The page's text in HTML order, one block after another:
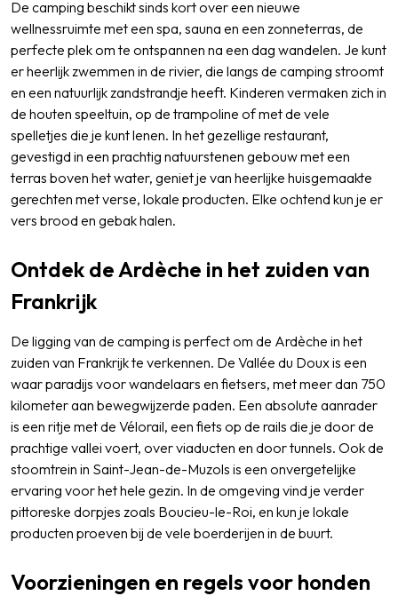
De camping beschikt sinds kort over een nieuwe
wellnessruimte met een spa, sauna en een zonneterras, de
perfecte plek om te ontspannen na een dag wandelen. Je kunt
er heerlijk zwemmen in de rivier, die langs de camping stroomt
en een natuurlijk zandstrandje heeft. Kinderen vermaken zich in
de houten speeltuin, op de trampoline of met de vele
spelletjes die je kunt lenen. In het gezellige restaurant,
gevestigd in een prachtig natuurstenen gebouw met een
terras boven het water, geniet je van heerlijke huisgemaakte
gerechten met verse, lokale producten. Elke ochtend kun je er
vers brood en gebak halen.
Ontdek de Ardèche in het zuiden van
Frankrijk
De ligging van de camping is perfect om de Ardèche in het
zuiden van Frankrijk te verkennen. De Vallée du Doux is een
waar paradijs voor wandelaars en fietsers, met meer dan 750
kilometer aan bewegwijzerde paden. Een absolute aanrader
is een ritje met de Vélorail, een fiets op de rails die je door de
prachtige vallei voert, over viaducten en door tunnels. Ook de
stoomtrein in Saint-Jean-de-Muzols is een onvergetelijke
ervaring voor het hele gezin. In de omgeving vind je verder
pittoreske dorpjes zoals Boucieu-le-Roi, en kun je lokale
producten proeven bij de vele boerderijen in de buurt.
Voorzieningen en regels voor honden